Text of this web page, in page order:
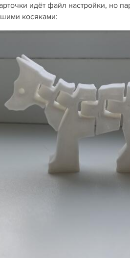
идёт файл настройки, но
косяками: